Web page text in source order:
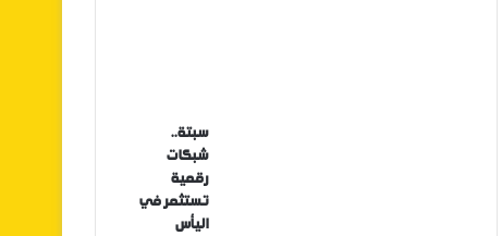
سبتة..
شبكات
رقمية
تستثمر في
اليأس